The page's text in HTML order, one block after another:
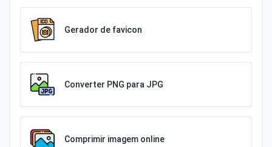
Gerador de favicon
Converter PNG para JPG
Comprimir imagem online